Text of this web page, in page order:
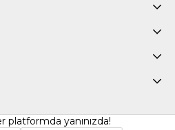
platformda yanınızda!